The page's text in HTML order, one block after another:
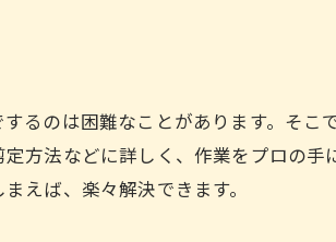
るのは困難なことがあります。そこ
方法などに詳しく、作業をプロの
えば、楽々解決できます。